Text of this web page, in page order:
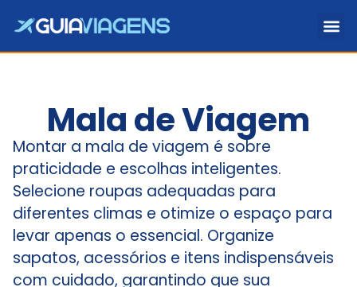
Mala de Viagem
Montar a mala de viagem é sobre
praticidade e escolhas inteligentes.
Selecione roupas adequadas para
diferentes climas e otimize o espaço para
levar apenas o essencial. Organize
sapatos, acessórios e itens indispensáveis
com cuidado, garantindo que sua